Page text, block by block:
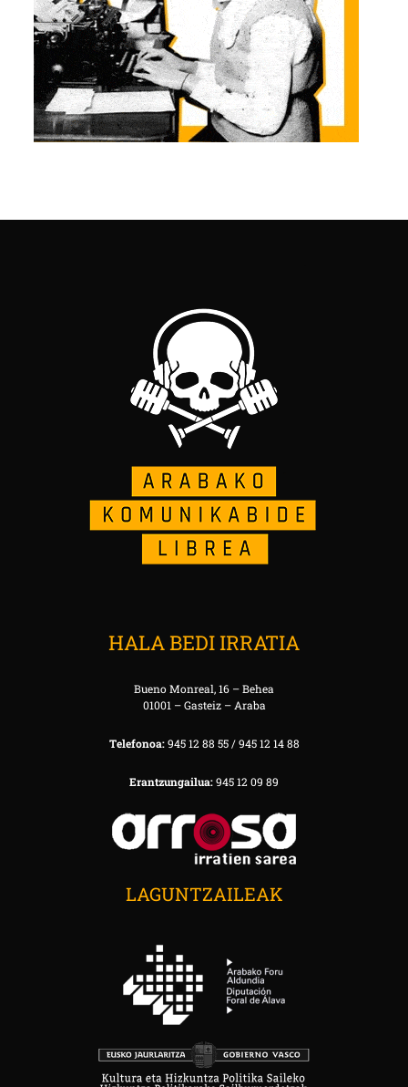
HALA BEDI IRRATIA
Bueno Monreal, 16 – Behea
01001 – Gasteiz – Araba
Telefonoa:945 12 88 55 / 945 12 14 88
Erantzungailua:945 12 09 89
LAGUNTZAILEAK